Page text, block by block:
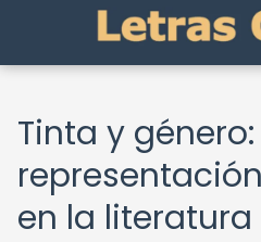
Tinta y género:
en la literatura